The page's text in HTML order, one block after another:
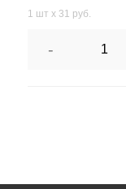
1 шт х 31 руб.
-